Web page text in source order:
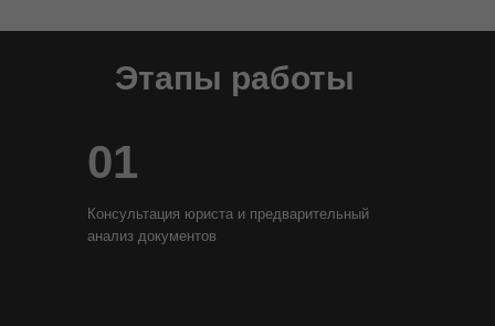
Этапы работы
01
Консультация юриста и предварительный
анализ документов